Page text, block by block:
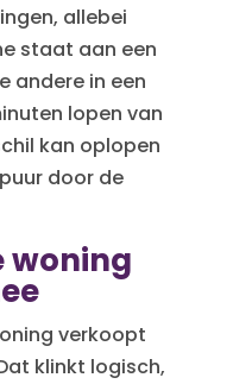
allebei
staat aan een
andere in een
lopen van
kan oplopen
door de
woning
verkoopt
klinkt logisch,